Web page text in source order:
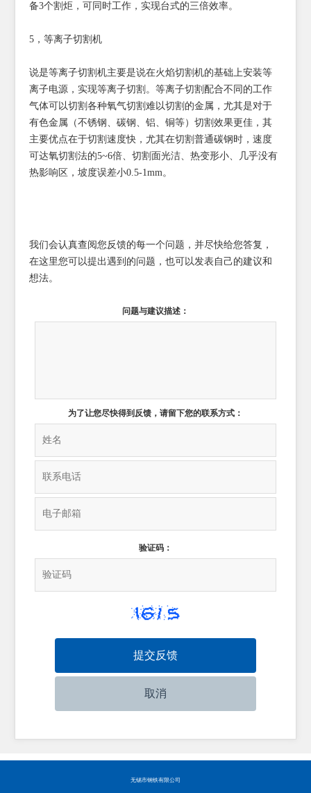
备3个割炬，可同时工作，实现台式的三倍效率。
5，等离子切割机
说是等离子切割机主要是说在火焰切割机的基础上安装等
离子电源，实现等离子切割。等离子切割配合不同的工作
气体可以切割各种氧气切割难以切割的金属，尤其是对于
有色金属（不锈钢、碳钢、铝、铜等）切割效果更佳，其
主要优点在于切割速度快，尤其在切割普通碳钢时，速度
可达氧切割法的5~6倍、切割面光洁、热变形小、几乎没有
热影响区，坡度误差小0.5-1mm。
我们会认真查阅您反馈的每一个问题，并尽快给您答复，
在这里您可以提出遇到的问题，也可以发表自己的建议和
想法。
问题与建议描述：
为了让您尽快得到反馈，请留下您的联系方式：
验证码：
无锡市钢铁有限公司